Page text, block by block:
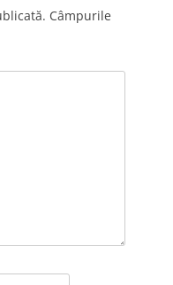
Câmpurile